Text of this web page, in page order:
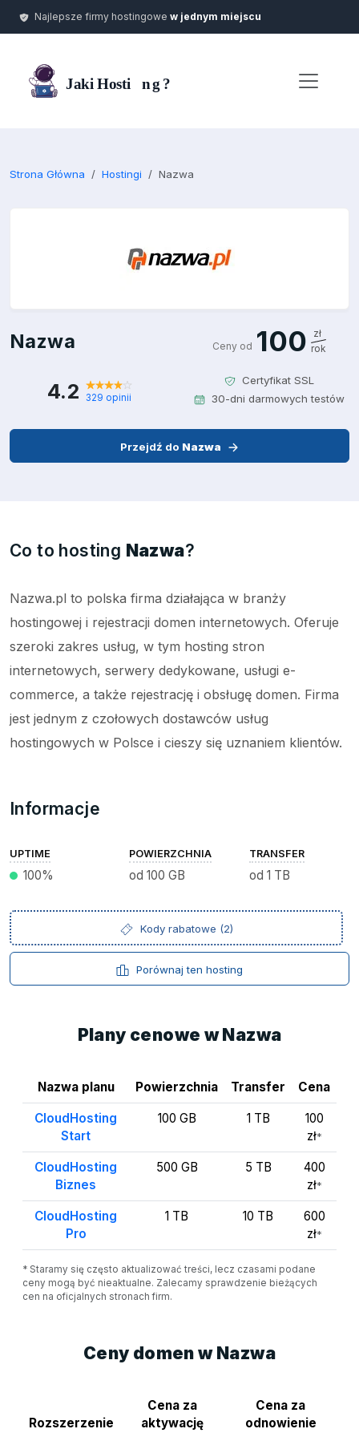
Najlepsze firmy hostingowe w jednym miejscu
Strona Główna Hostingi Nazwa
Nazwa Ceny od 100
zł
rok
4.2 329 opinii
Certyfikat SSL
30-dni darmowych testów
Przejdź do Nazwa
Co to hosting Nazwa?
Nazwa.pl to polska firma działająca w branży
hostingowej i rejestracji domen internetowych. Oferuje
szeroki zakres usług, w tym hosting stron
internetowych, serwery dedykowane, usługi e-
commerce, a także rejestrację i obsługę domen. Firma
jest jednym z czołowych dostawców usług
hostingowych w Polsce i cieszy się uznaniem klientów.
Informacje
UPTIME
100%
POWIERZCHNIA
od 100 GB
TRANSFER
od 1 TB
Kody rabatowe (2)
Porównaj ten hosting
Plany cenowe w Nazwa
Nazwa planu Powierzchnia Transfer Cena
CloudHosting
Start
100 GB 1 TB
100
zł*
CloudHosting
Biznes
500 GB 5 TB
400
zł*
CloudHosting
Pro
1 TB 10 TB
600
zł*
* Staramy się często aktualizować treści, lecz czasami podane
ceny mogą być nieaktualne. Zalecamy sprawdzenie bieżących
cen na oficjalnych stronach firm.
Ceny domen w Nazwa
Rozszerzenie
Cena za
aktywację
Cena za
odnowienie